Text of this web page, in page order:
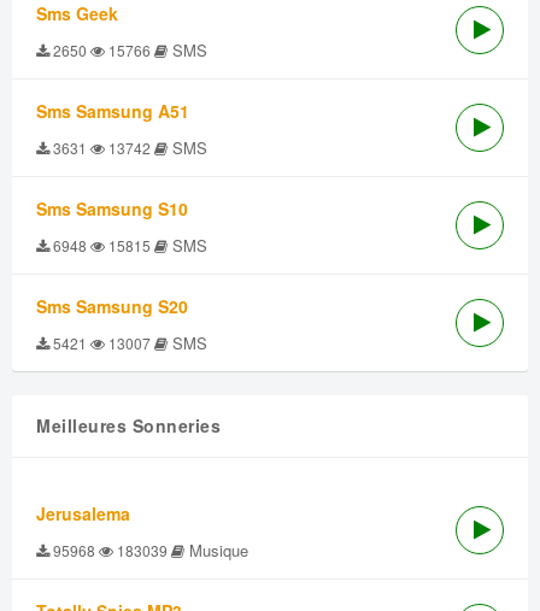
Sms Geek
2650 15766 SMS
Sms Samsung A51
3631 13742 SMS
Sms Samsung S10
6948 15815 SMS
Sms Samsung S20
5421 13007 SMS
Meilleures Sonneries
Jerusalema
95968 183039 Musique